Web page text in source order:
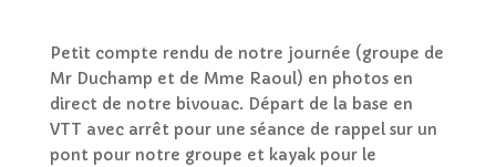
Petit compte rendu de notre journée (groupe de
Mr Duchamp et de Mme Raoul) en photos en
direct de notre bivouac. Départ de la base en
VTT avec arrêt pour une séance de rappel sur un
pont pour notre groupe et kayak pour le